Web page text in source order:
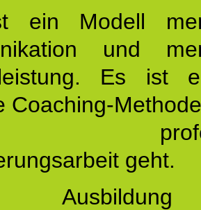
ein Modell
und
Es ist
Coaching-
geht.